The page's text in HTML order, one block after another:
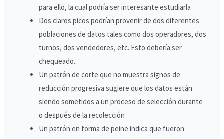
para ello, la cual podría ser interesante estudiarla
Dos claros picos podrían provenir de dos diferentes
poblaciones de datos tales como dos operadores, dos
turnos, dos vendedores, etc. Esto debería ser
chequeado.
Un patrón de corte que no muestra signos de
reducción progresiva sugiere que los datos están
siendo sometidos a un proceso de selección durante
o después de la recolección
Un patrón en forma de peine indica que fueron